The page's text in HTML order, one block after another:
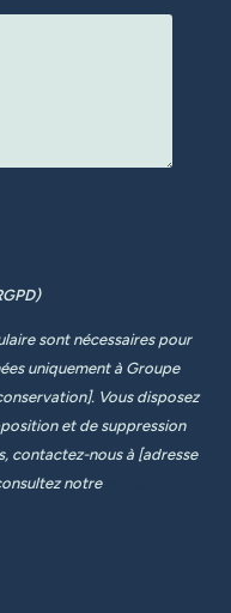
sont nécessaires pour
uniquement à Groupe
Vous disposez
et de suppression
contactez-nous à [adresse
notre